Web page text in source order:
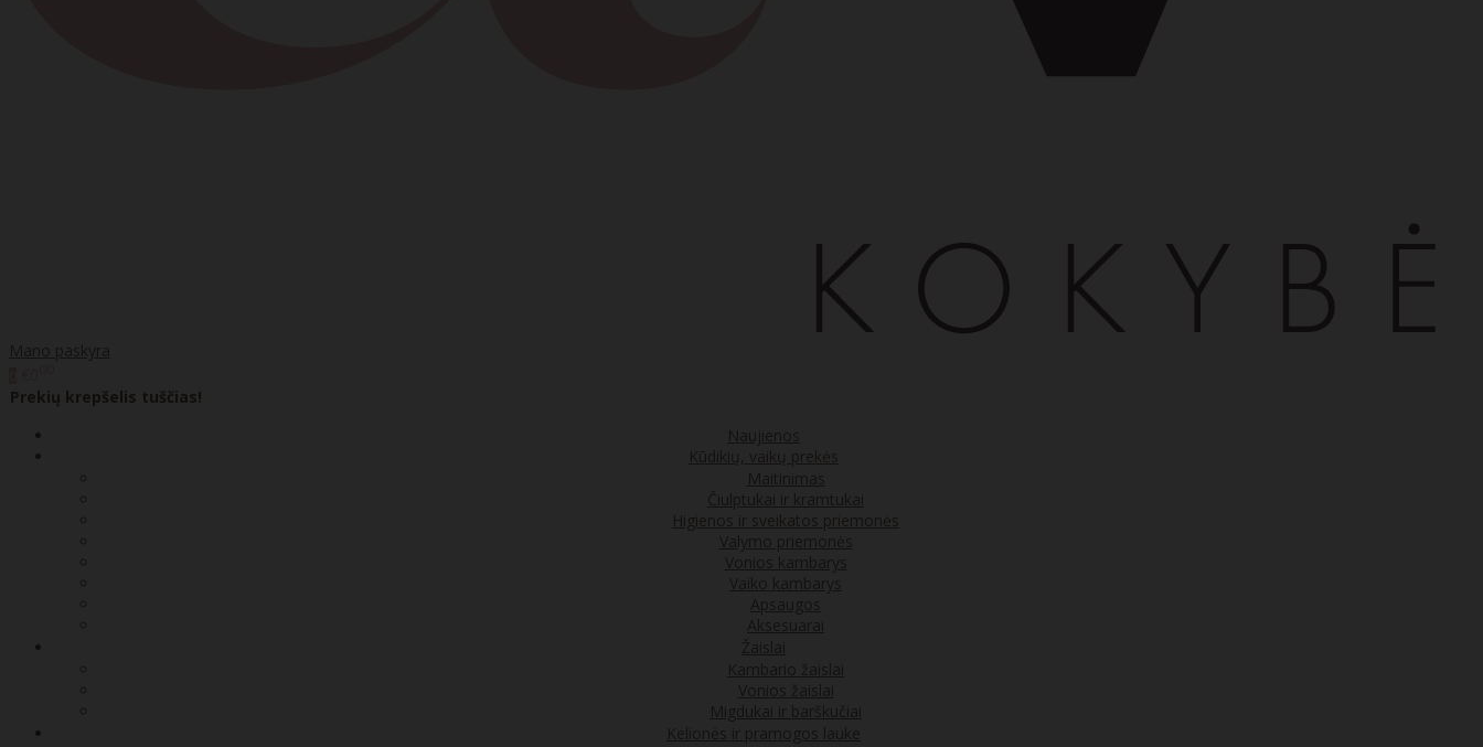
Mano paskyra
Prekių krepšelis tuščias!
Naujienos
Kūdikių, vaikų prekės
Maitinimas
Čiulptukai ir kramtukai
Higienos ir sveikatos priemonės
Valymo priemonės
Vonios kambarys
Vaiko kambarys
Apsaugos
Aksesuarai
Žaislai
Kambario žaislai
Vonios žaislai
Migdukai ir barškučiai
Kelionės ir pramogos lauke